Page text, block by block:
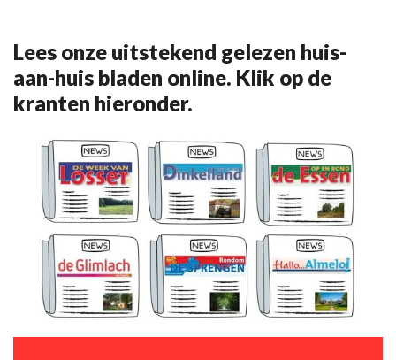
Lees onze uitstekend gelezen huis-
aan-huis bladen online. Klik op de
kranten hieronder.